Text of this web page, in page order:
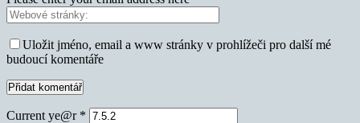
Uložit jméno, email a www stránky v prohlížeči pro další mé
budoucí komentáře
Current ye@r *